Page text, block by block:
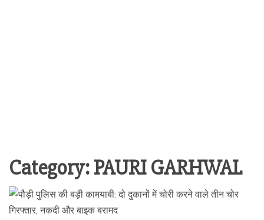
Category:PAURI GARHWAL